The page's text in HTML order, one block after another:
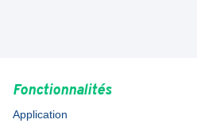
Fonctionnalités
Application